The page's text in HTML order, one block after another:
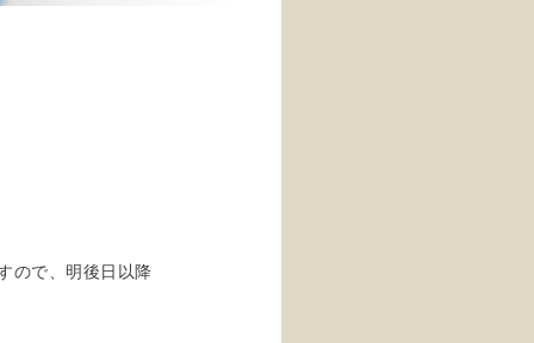
ので、明後日以降